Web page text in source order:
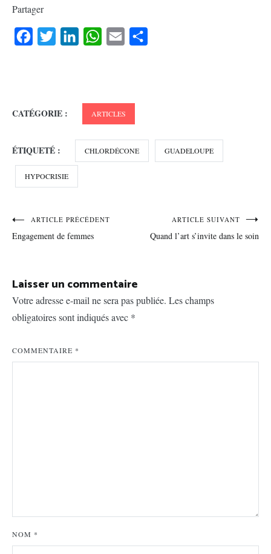
Partager
FacebookTwitter LinkedInWhatsApp
Email
CATÉGORIE : ARTICLES
ÉTIQUETÉ : CHLORDÉCONE GUADELOUPE
HYPOCRISIE
Navigation
de
ARTICLE PRÉCÉDENT
Engagement de femmes
ARTICLE SUIVANT
Quand l’art s’invite dans le soin
Laisser un commentaire
Votre adresse e-mail ne sera pas publiée. Les champs
obligatoires sont indiqués avec *
COMMENTAIRE *
NOM *